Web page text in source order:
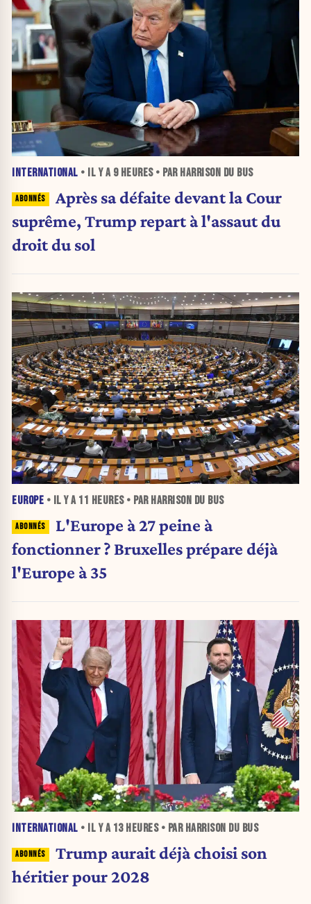
INTERNATIONAL • IL Y A 9 HEURES• PAR HARRISON DU BUS
Après sa défaite devant la Cour
suprême, Trump repart à l'assaut du
droit du sol
EUROPE • IL Y A 11 HEURES• PAR HARRISON DU BUS
L'Europe à 27 peine à
fonctionner ? Bruxelles prépare déjà
l'Europe à 35
INTERNATIONAL • IL Y A 13 HEURES• PAR HARRISON DU BUS
Trump aurait déjà choisi son
héritier pour 2028